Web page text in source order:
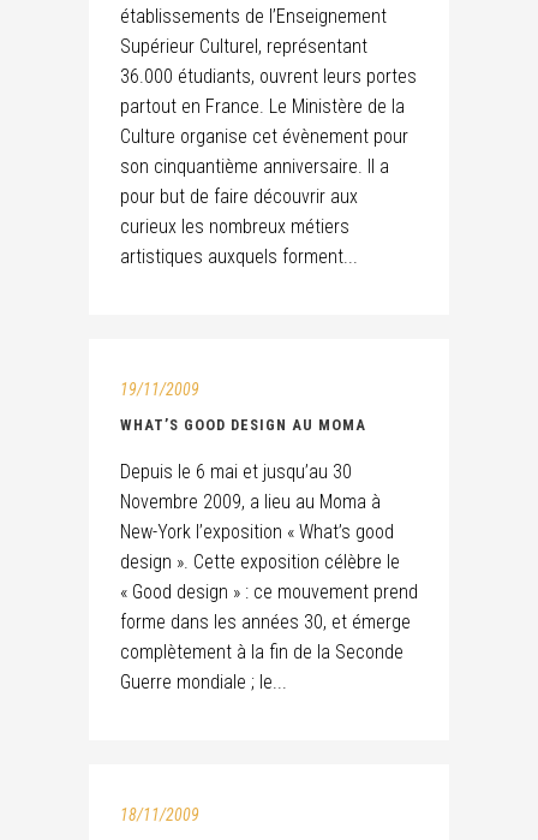
établissements de l’Enseignement
Supérieur Culturel, représentant
36.000 étudiants, ouvrent leurs portes
partout en France. Le Ministère de la
Culture organise cet évènement pour
son cinquantième anniversaire. Il a
pour but de faire découvrir aux
curieux les nombreux métiers
artistiques auxquels forment...
19/11/2009
WHAT’S GOOD DESIGN AU MOMA
Depuis le 6 mai et jusqu’au 30
Novembre 2009, a lieu au Moma à
New-York l’exposition « What’s good
design ». Cette exposition célèbre le
« Good design » : ce mouvement prend
forme dans les années 30, et émerge
complètement à la fin de la Seconde
Guerre mondiale ; le...
18/11/2009